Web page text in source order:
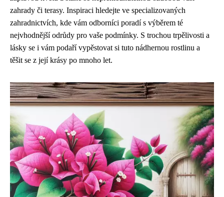
zahrady či terasy. Inspiraci hledejte ve specializovaných
zahradnictvích, kde vám odborníci poradí s výběrem té
nejvhodnější odrůdy pro vaše podmínky. S trochou trpělivosti a
lásky se i vám podaří vypěstovat si tuto nádhernou rostlinu a
těšit se z její krásy po mnoho let.